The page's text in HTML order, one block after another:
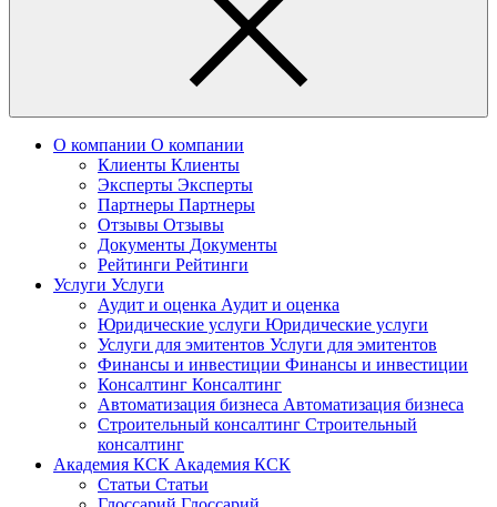
О компании О компании
Клиенты Клиенты
Эксперты Эксперты
Партнеры Партнеры
Отзывы Отзывы
Документы Документы
Рейтинги Рейтинги
Услуги Услуги
Аудит и оценка Аудит и оценка
Юридические услуги Юридические услуги
Услуги для эмитентов Услуги для эмитентов
Финансы и инвестиции Финансы и инвестиции
Консалтинг Консалтинг
Автоматизация бизнеса Автоматизация бизнеса
Строительный консалтинг Строительный
консалтинг
Академия КСК Академия КСК
Статьи Статьи